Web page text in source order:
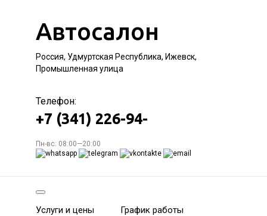
Автосалон
Россия, Удмуртская Республика, Ижевск,
Промышленная улица
Телефон:
+7 (341) 226-94-
Пн-вс: 08:00—20:00
Услуги и цены График работы